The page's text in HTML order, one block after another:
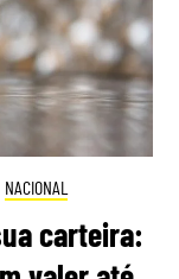
NACIONAL
carteira: